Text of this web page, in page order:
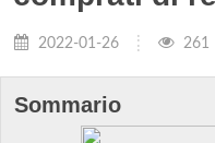
2022-01-26 261
Sommario